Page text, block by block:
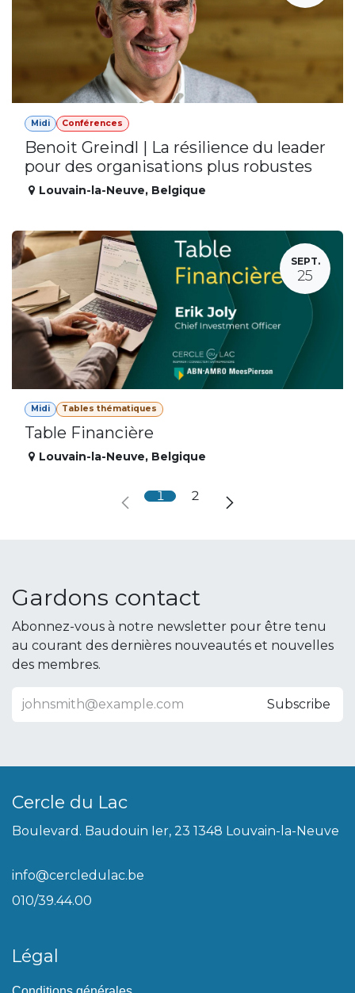
Midi Conférences
Benoit Greindl | La résilience du leader
pour des organisations plus robustes
Louvain-la-Neuve, Belgique
SEPT.
25
Midi Tables thématiques
Table Financière
Louvain-la-Neuve, Belgique
1 2
Gardons contact
Abonnez-vous à notre newsletter pour être tenu
au courant des dernières nouveautés et nouvelles
des membres.
Subscribe
Cercle du Lac
Boulevard. Baudouin Ier, 23 1348 Louvain-la-Neuve
info@cercledulac.be
010/39.44.00
Légal